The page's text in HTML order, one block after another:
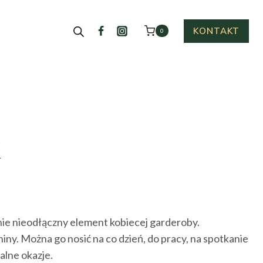
0 KONTAKT
zł.
nieodłączny element kobiecej garderoby.
Można go nosić na co dzień, do pracy, na spotkanie
okazje.